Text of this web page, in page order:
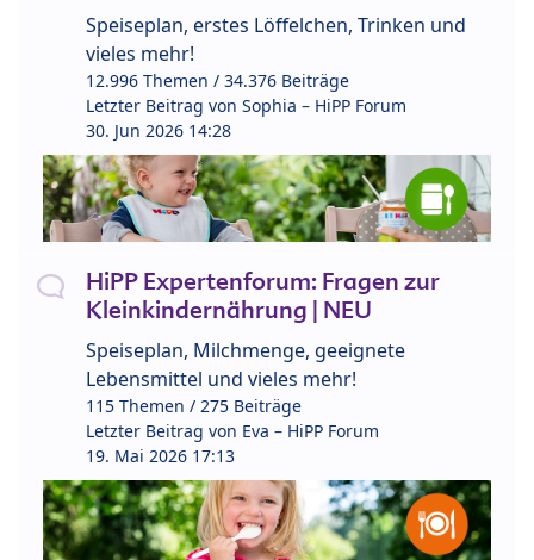
Speiseplan, erstes Löffelchen, Trinken und
vieles mehr!
12.996 Themen / 34.376 Beiträge
Letzter Beitrag von Sophia – HiPP Forum
30. Jun 2026 14:28
HiPP Expertenforum: Fragen zur
Kleinkindernährung | NEU
Speiseplan, Milchmenge, geeignete
Lebensmittel und vieles mehr!
115 Themen / 275 Beiträge
Letzter Beitrag von Eva – HiPP Forum
19. Mai 2026 17:13